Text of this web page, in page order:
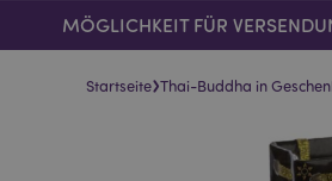
MÖGLICHKEIT FÜR
Startseite›Thai-Buddha in